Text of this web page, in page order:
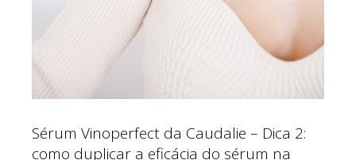
Sérum Vinoperfect da Caudalie – Dica 2:
como duplicar a eficácia do sérum na